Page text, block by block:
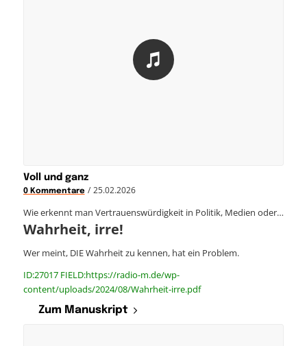
Voll und ganz
0 Kommentare / 25.02.2026
Wie erkennt man Vertrauenswürdigkeit in Politik, Medien oder…
Wahrheit, irre!
Wer meint, DIE Wahrheit zu kennen, hat ein Problem.
ID:27017 FIELD:https://radio-m.de/wp-
content/uploads/2024/08/Wahrheit-irre.pdf
Zum Manuskript